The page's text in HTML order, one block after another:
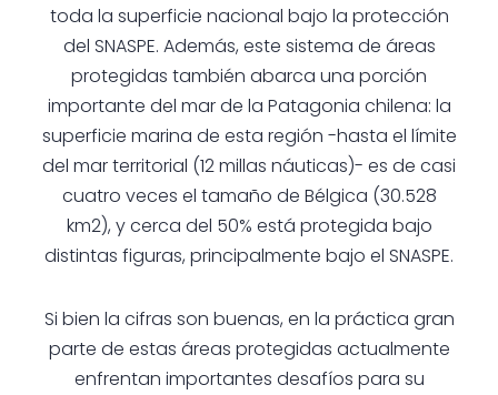
toda la superficie nacional bajo la protección
del SNASPE. Además, este sistema de áreas
protegidas también abarca una porción
importante del mar de la Patagonia chilena: la
superficie marina de esta región -hasta el límite
del mar territorial (12 millas náuticas)- es de casi
cuatro veces el tamaño de Bélgica (30.528
km2), y cerca del 50% está protegida bajo
distintas figuras, principalmente bajo el SNASPE.
Si bien la cifras son buenas, en la práctica gran
parte de estas áreas protegidas actualmente
enfrentan importantes desafíos para su